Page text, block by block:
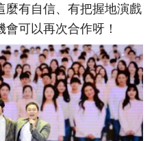
麼有自信、有把握地演戲
可以再次合作呀！